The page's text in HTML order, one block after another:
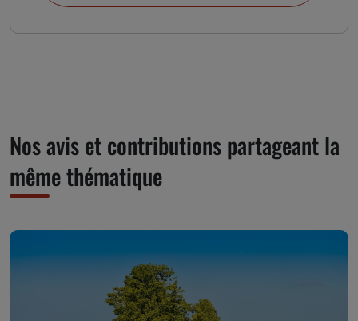
Nos avis et contributions partageant la
même thématique